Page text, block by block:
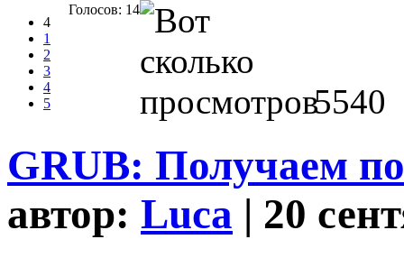
4
1
2
3
4
5
Голосов: 14
5540
GRUB: Получаем
автор: Luca | 20